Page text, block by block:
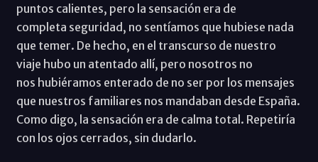
puntos calientes, pero la sensación era de
completa seguridad, no sentíamos que hubiese nada
que temer. De hecho, en el transcurso de nuestro
viaje hubo un atentado allí, pero nosotros no
nos hubiéramos enterado de no ser por los mensajes
que nuestros familiares nos mandaban desde España.
Como digo, la sensación era de calma total. Repetiría
con los ojos cerrados, sin dudarlo.